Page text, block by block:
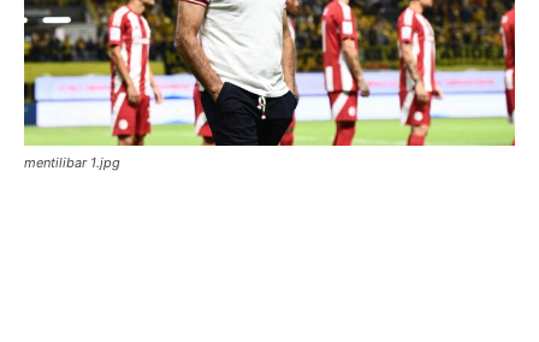
mentilibar 1.jpg